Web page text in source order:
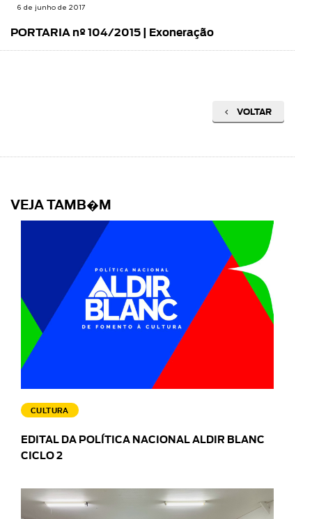
6 de junho de 2017
PORTARIA nº 104/2015 | Exoneração
VOLTAR
VEJA TAMB�M
CULTURA
EDITAL DA POLÍTICA NACIONAL ALDIR BLANC
CICLO 2